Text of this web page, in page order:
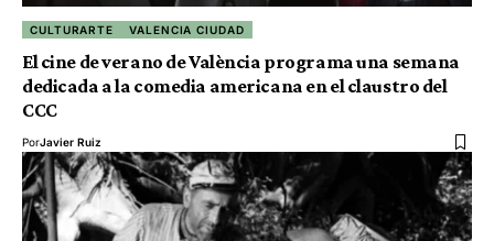
CULTURARTE VALENCIA CIUDAD
El cine de verano de València programa una semana
dedicada a la comedia americana en el claustro del
CCC
PorJavier Ruiz